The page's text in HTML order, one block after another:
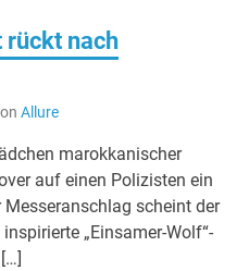
rückt nach
Allure
marokkanischer
auf einen Polizisten ein
Messeranschlag scheint der
„Einsamer-Wolf“-